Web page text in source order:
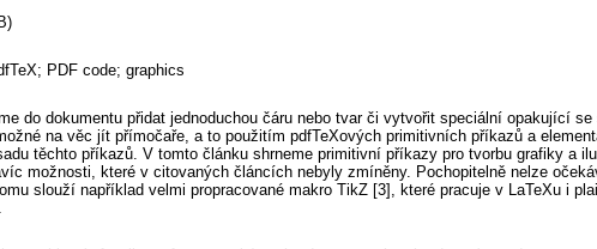
PDF code; graphics
do dokumentu přidat jednoduchou čáru nebo tvar či vytvořit speciální opakující
na věc jít přímočaře, a to použitím pdfTeXových primitivních příkazů a
těchto příkazů. V tomto článku shrneme primitivní příkazy pro tvorbu grafiky a
možnosti, které v citovaných článcích nebyly zmíněny. Pochopitelně nelze
slouží například velmi propracované makro TikZ [3], které pracuje v LaTeXu i